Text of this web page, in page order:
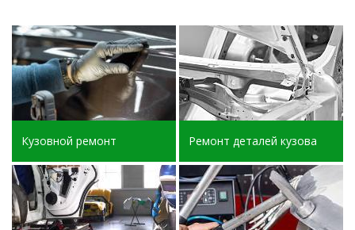
Кузовной ремонт Ремонт деталей кузова